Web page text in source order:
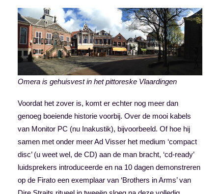
Omera is gehuisvest in het pittoreske Vlaardingen
Voordat het zover is, komt er echter nog meer dan
genoeg boeiende historie voorbij. Over de mooi kabels
van Monitor PC (nu Inakustik), bijvoorbeeld. Of hoe hij
samen met onder meerAd Visser het medium ‘compact
disc’ (u weet wel, de CD) aan de man bracht, ‘cd-ready’
luidsprekers introduceerde en na 10 dagen demonstreren
op de Firato een exemplaar van ‘Brothers in Arms’ van